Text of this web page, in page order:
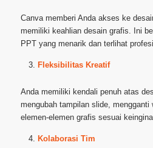
Canva memberi Anda akses ke
memiliki keahlian desain grafis. Ini
PPT yang menarik dan terlihat
Fleksibilitas Kreatif
Anda memiliki kendali penuh atas
mengubah tampilan slide, mengganti
elemen-elemen grafis sesuai
Kolaborasi Tim